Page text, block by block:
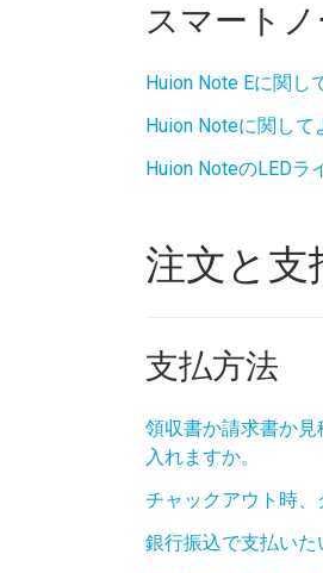
スマート
Huion Note Eに関し
Huion Noteに関して
Huion NoteのLEDラ
注文と支
支払方法
領収書か請求書か
入れますか。
チャックアウト時、
銀行振込で支払い